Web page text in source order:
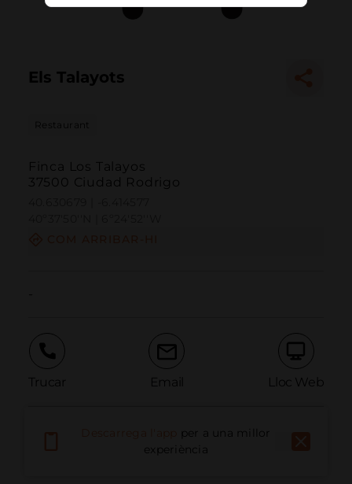
Els Talayots
Restaurant
Finca Los Talayos
37500 Ciudad Rodrigo
Trucar Email Lloc Web
Informar problemaper a una millor
experiència